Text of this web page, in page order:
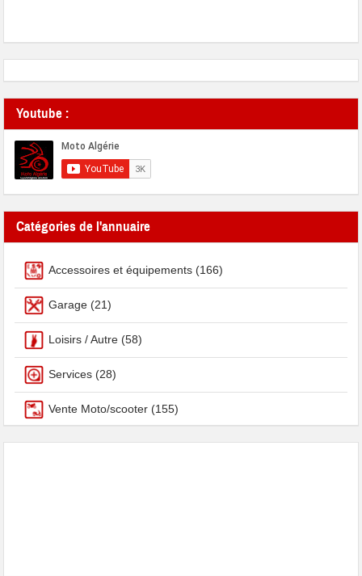
Youtube :
Catégories de l'annuaire
Accessoires et équipements (166)
Garage (21)
Loisirs / Autre (58)
Services (28)
Vente Moto/scooter (155)